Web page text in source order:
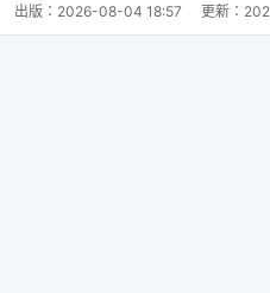
出版： 2026-08-04 18:57 更新：